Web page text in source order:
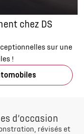
chez DS
sur une
!
d’occasion
révisés et